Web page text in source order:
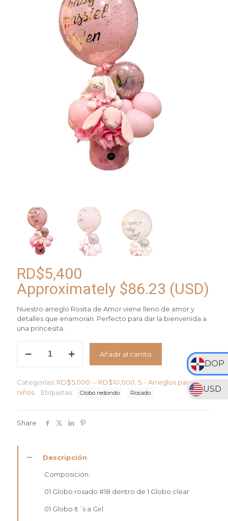
DOP
USD
RD$5,400
Approximately $86.23 (USD)
Nuestro arreglo Rosita de Amor viene lleno de amor y
detalles que enamoran. Perfecto para dar la bienvenida a
una princesita.
Rosita
cantidad
Añadir al carrito
Categorías: RD$5,000 -- RD$10,000 S - Arreglos para
niños
Etiquetas: Globo redondo Rosado
Share
Descripción
Composición:
01 Globo rosado #18 dentro de 1 Globo clear
01 Globo It´s a Girl